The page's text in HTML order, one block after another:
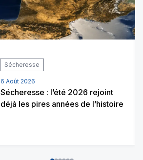
Sécheresse
6 Août 2026
Sécheresse : l’été 2026 rejoint
déjà les pires années de l’histoire